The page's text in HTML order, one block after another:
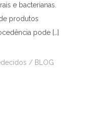
e bacterianas.
produtos
pode […]
/ BLOG